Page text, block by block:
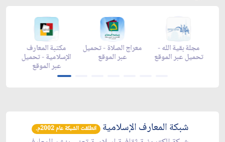
تحميل
زاد شهر رمضان -
تحميل عبر الموقع
زاد شهر رمضان -
appstore
زاد شهر رمضان -
appgallery
شبكة المعارف الإسلامية انطلقت الشبكة عام 2002م.